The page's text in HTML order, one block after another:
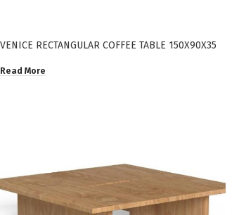
VENICE RECTANGULAR COFFEE TABLE 150X90X35
Read More